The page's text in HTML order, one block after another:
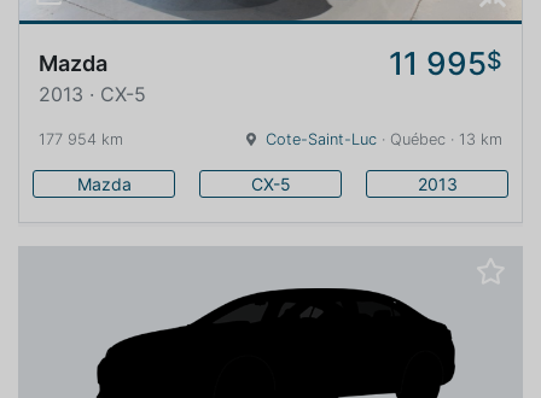
Mazda 11 995$
2013 · CX-5
177 954 km Cote-Saint-Luc · Québec · 13 km
Mazda CX-5 2013